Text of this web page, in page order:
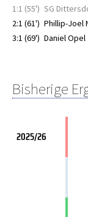
1:1 (55') SG
2:1 (61') Phillip-Joel
3:1 (69') Daniel Opel
Bisherige
2025/26